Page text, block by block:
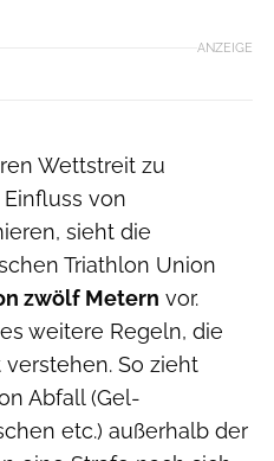
ANZEIGE
Wettstreit zu
von
sieht die
Triathlon Union
zwölf Metern vor.
weitere Regeln, die
So zieht
Abfall (Gel-
etc.) außerhalb der